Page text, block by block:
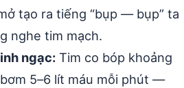
tạo ra tiếng “bụp — bụp” ta
nghe tim mạch.
ngạc: Tim co bóp khoảng
5–6 lít máu mỗi phút —